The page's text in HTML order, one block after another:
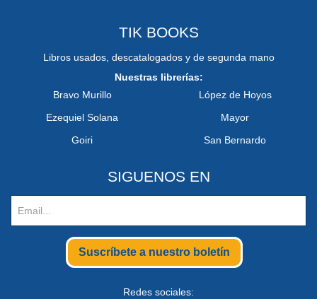
TIK BOOKS
Libros usados, descatalogados y de segunda mano
Nuestras librerías:
Bravo Murillo
Ezequiel Solana
Goiri
López de Hoyos
Mayor
San Bernardo
SIGUENOS EN
Suscríbete a nuestro boletín
Redes sociales: